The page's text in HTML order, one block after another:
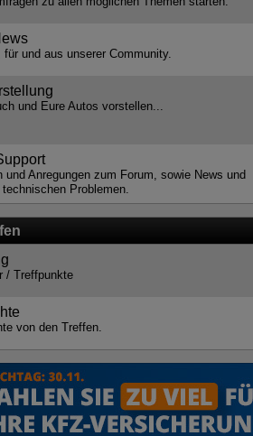
für und aus unserer Community.
und Eure Autos vorstellen...
und Anregungen zum Forum, sowie News und
Problemen.
/ Treffpunkte
von den Treffen.